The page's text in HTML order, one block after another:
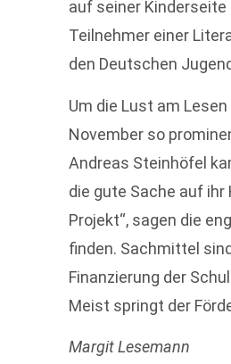
auf seiner Kinderseite
Teilnehmer einer
den Deutschen
Um die Lust am
November so
Andreas Steinhöfel
die gute Sache auf
Projekt“, sagen die
finden. Sachmittel
Finanzierung der
Meist springt der
Margit Lesemann